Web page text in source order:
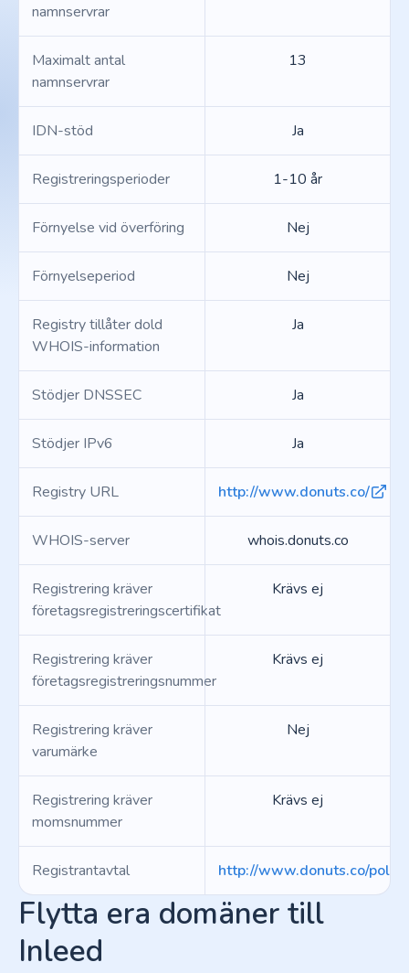
namnservrar
Maximalt antal
namnservrar
13
IDN-stöd Ja
Registreringsperioder 1-10 år
Förnyelse vid överföring Nej
Förnyelseperiod Nej
Registry tillåter dold
WHOIS-information
Ja
Stödjer DNSSEC Ja
Stödjer IPv6 Ja
Registry URL http://www.donuts.co/
WHOIS-server whois.donuts.co
Registrering kräver
företagsregistreringscertifikat
Krävs ej
Registrering kräver
företagsregistreringsnummer
Krävs ej
Registrering kräver
varumärke
Nej
Registrering kräver
momsnummer
Krävs ej
Registrantavtal http://www.donuts.co/
Flytta era domäner till
Inleed